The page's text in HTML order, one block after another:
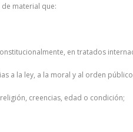
material que:
en tratados
a la ley, a la moral y al orden
creencias, edad o condición;